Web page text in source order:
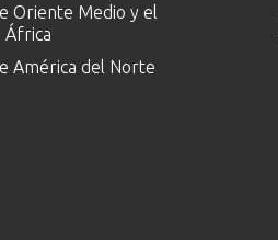
Oriente Medio y el
África
América del Norte